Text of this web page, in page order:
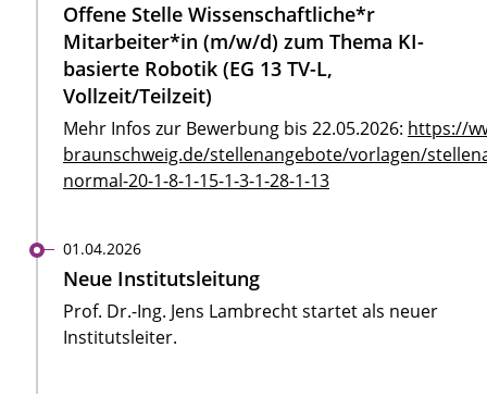
Offene Stelle Wissenschaftliche*r
Mitarbeiter*in (m/w/d) zum Thema KI-
basierte Robotik (EG 13 TV-L,
Vollzeit/Teilzeit)
Mehr Infos zur Bewerbung bis 22.05.2026: https://
braunschweig.de/stellenangebote/vorlagen/
normal-20-1-8-1-15-1-3-1-28-1-13
01.04.2026
Neue Institutsleitung
Prof. Dr.-Ing. Jens Lambrecht startet als neuer
Institutsleiter.